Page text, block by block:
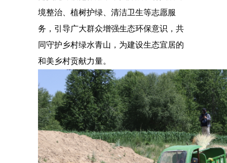
境整治、植树护绿、清洁卫生等志愿服
务，引导广大群众增强生态环保意识，共
同守护乡村绿水青山，为建设生态宜居的
和美乡村贡献力量。